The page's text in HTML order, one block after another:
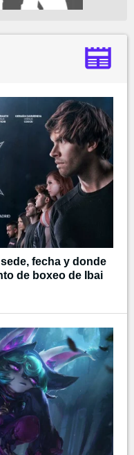
fecha y donde
de boxeo de Ibai